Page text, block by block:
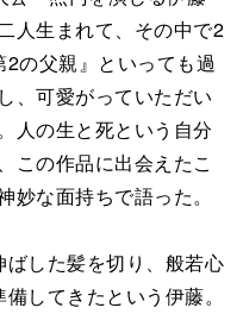
人生まれて、その中で2
の父親』といっても過
、可愛がっていただい
人の生と死という自分
この作品に出会えたこ
な面持ちで語った。
した髪を切り、般若心
してきたという伊藤。